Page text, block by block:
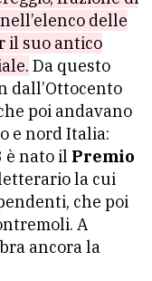
delle
il suo antico
Da questo
dall’Ottocento
poi andavano
e nord Italia:
è nato il Premio
la cui
che poi
A
ancora la